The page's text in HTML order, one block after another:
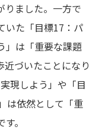
りました。一方で
いた「目標17：パ
」は「重要な課題
づいたことになり
現しよう」や「目
は依然として「重
。